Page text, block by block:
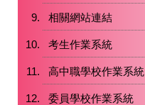
相關網站連結
考生作業系統
高中職學校作業系統
委員學校作業系統